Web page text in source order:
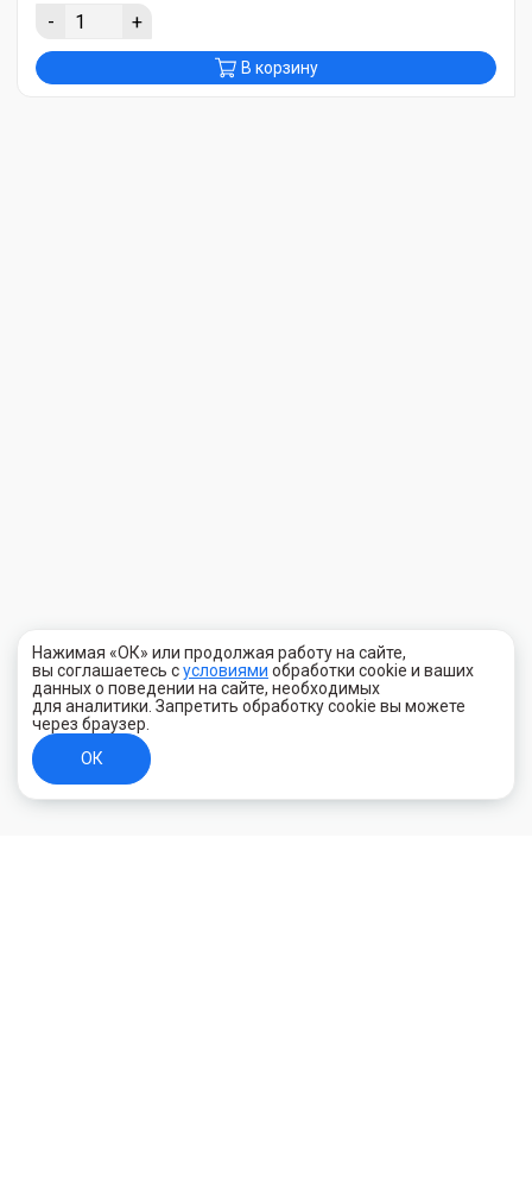
- +
В корзину
Нажимая «ОК» или продолжая работу на сайте,
вы соглашаетесь сусловиями обработки cookie и ваших
данных о поведении на сайте, необходимых
для аналитики. Запретить обработку cookie вы можете
через браузер.
ОК